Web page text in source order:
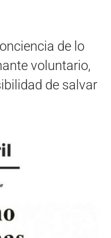
de lo
voluntario,
de salvar